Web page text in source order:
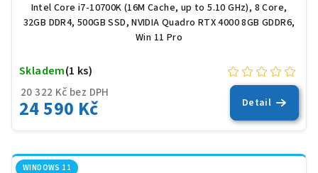
Intel Core i7-10700K (16M Cache, up to 5.10 GHz), 8 Core,
32GB DDR4, 500GB SSD, NVIDIA Quadro RTX 4000 8GB GDDR6,
Win 11 Pro
20 322 Kč bez DPH
24 590 Kč
Skladem(1 ks)
Detail
WINDOWS 11